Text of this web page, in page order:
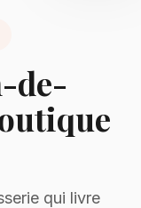
de-
qui livre